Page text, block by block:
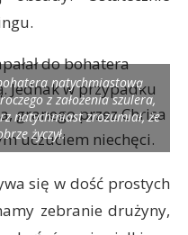
natychmiastową
z założenia szulera,
natychmiast zrozumiał, że
życzył.
się w dość prostych
zebranie drużyny,